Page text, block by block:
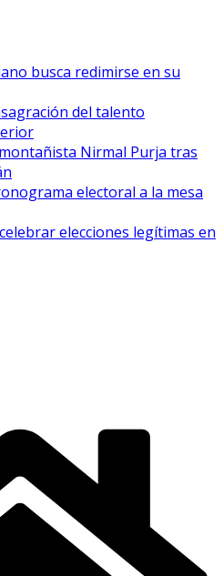
busca redimirse en su
del talento
Nirmal Purja tras
electoral a la mesa
elecciones legítimas en